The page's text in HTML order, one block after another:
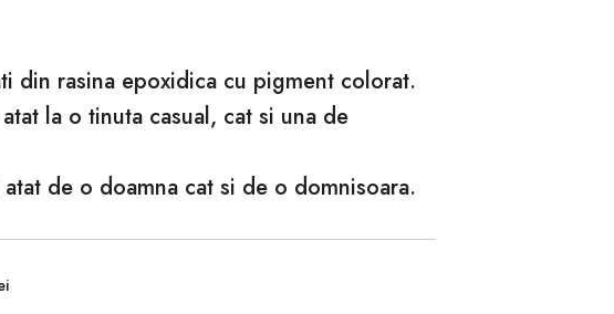
din rasina epoxidica cu pigment colorat.
la o tinuta casual, cat si una de
de o doamna cat si de o domnisoara.